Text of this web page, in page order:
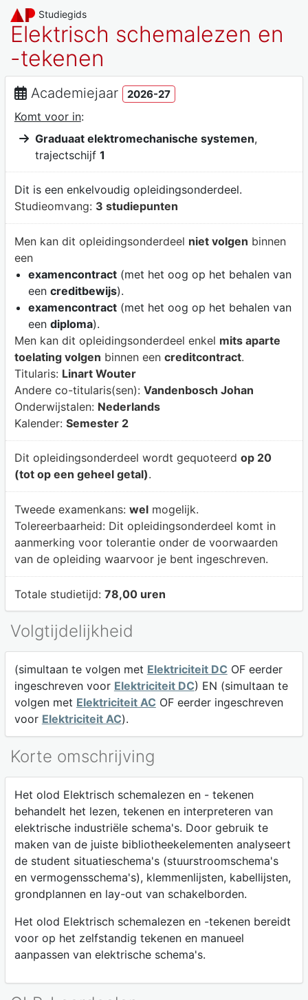
Studiegids
Elektrisch schemalezen en
-tekenen
Academiejaar 2026-27
Komt voor in:
Graduaat elektromechanische systemen,
trajectschijf 1
Dit is een enkelvoudig opleidingsonderdeel.
Studieomvang: 3 studiepunten
Men kan dit opleidingsonderdeel niet volgen binnen
een
examencontract(met het oog op het behalen van
een creditbewijs).
examencontract(met het oog op het behalen van
een diploma).
Men kan dit opleidingsonderdeel enkel mits aparte
toelating volgen binnen een creditcontract.
Titularis: Linart Wouter
Andere co-titularis(sen): Vandenbosch Johan
Onderwijstalen: Nederlands
Kalender: Semester 2
Dit opleidingsonderdeel wordt gequoteerd op 20
(tot op een geheel getal).
Tweede examenkans: welmogelijk.
Tolereerbaarheid: Dit opleidingsonderdeel komt in
aanmerking voor tolerantie onder de voorwaarden
van de opleiding waarvoor je bent ingeschreven.
Totale studietijd: 78,00 uren
Volgtijdelijkheid
(simultaan te volgen met Elektriciteit DC OF eerder
ingeschreven voor Elektriciteit DC) EN (simultaan te
volgen met Elektriciteit AC OF eerder ingeschreven
voor Elektriciteit AC).
Korte omschrijving
Het olod Elektrisch schemalezen en - tekenen
behandelt het lezen, tekenen en interpreteren van
elektrische industriële schema's. Door gebruik te
maken van de juiste bibliotheekelementen analyseert
de student situatieschema's (stuurstroomschema's
en vermogensschema's), klemmenlijsten, kabellijsten,
grondplannen en lay-out van schakelborden.
Het olod Elektrisch schemalezen en -tekenen bereidt
voor op het zelfstandig tekenen en manueel
aanpassen van elektrische schema's.